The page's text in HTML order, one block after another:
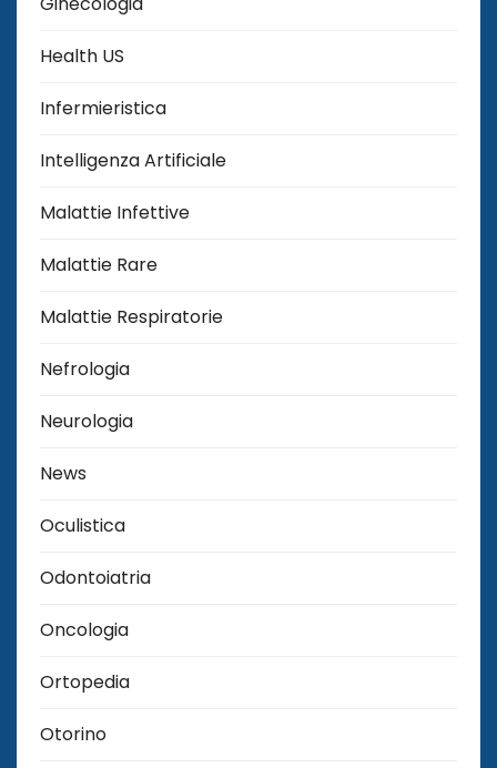
Health US
Infermieristica
Intelligenza Artificiale
Malattie Infettive
Malattie Rare
Malattie Respiratorie
Nefrologia
Neurologia
News
Oculistica
Odontoiatria
Oncologia
Ortopedia
Otorino